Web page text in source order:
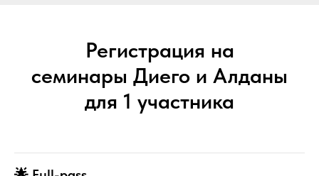
Регистрация на
семинары Диего и Алданы
для 1 участника